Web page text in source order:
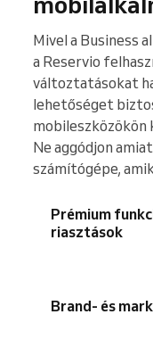
Mivel a Business
a Reservio
változtatásokat
lehetőséget
Ne aggódjon
számítógépe,
Prémium
riasztások
láthatták a
Brand- és